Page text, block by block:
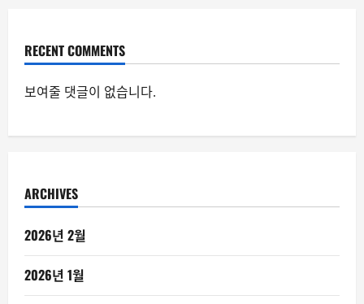
RECENT COMMENTS
보여줄 댓글이 없습니다.
ARCHIVES
2026년 2월
2026년 1월